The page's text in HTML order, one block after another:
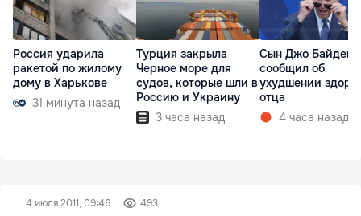
Россия ударила
ракетой по жилому
дому в Харькове
31 минута назад
Турция закрыла
Черное море для
судов, которые шли в
Россию и Украину
3 часа назад
Сын Джо Байдена
сообщил об
ухудшении
отца
4 часа назад
4 июля 2011, 09:46 493